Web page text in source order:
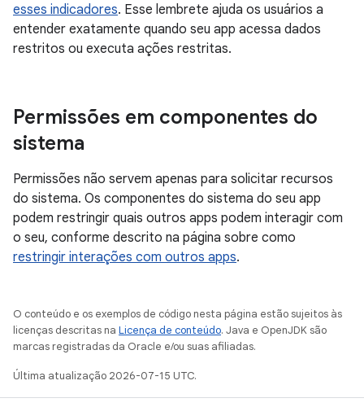
esses indicadores. Esse lembrete ajuda os usuários a
entender exatamente quando seu app acessa dados
restritos ou executa ações restritas.
Permissões em componentes do
sistema
Permissões não servem apenas para solicitar recursos
do sistema. Os componentes do sistema do seu app
podem restringir quais outros apps podem interagir com
o seu, conforme descrito na página sobre como
restringir interações com outros apps.
O conteúdo e os exemplos de código nesta página estão sujeitos às
licenças descritas na Licença de conteúdo. Java e OpenJDK são
marcas registradas da Oracle e/ou suas afiliadas.
Última atualização 2026-07-15 UTC.